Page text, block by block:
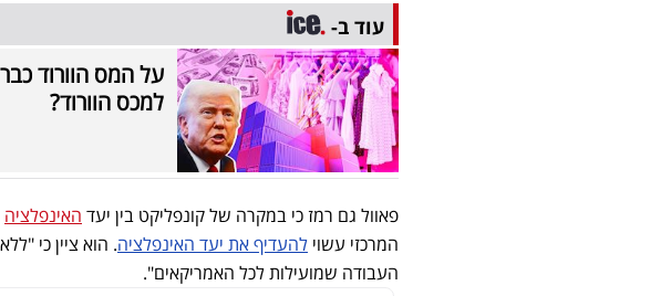
עוד ב-
על המס הוורוד
למכס הוורוד?
פאוול גם רמז כי במקרה של קונפליקט בין יעד האינפלציה
המרכזי עשוי להעדיף את יעד האינפלציה. הוא ציין כי
העבודה שמועילות לכל האמריקאים".